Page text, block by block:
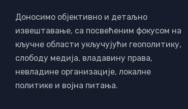
Доносимо објективно и детаљно
извештавање, са посвећеним фокусом на
кључне области укључујући геополитику,
слободу медија, владавину права,
невладине организације, локалне
политике и војна питања.